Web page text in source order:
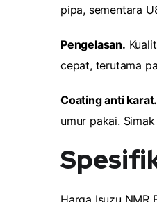
pipa, sementara
Pengelasan.
cepat, terutama
Coating anti karat.
umur pakai.
Harga Isuzu NMR